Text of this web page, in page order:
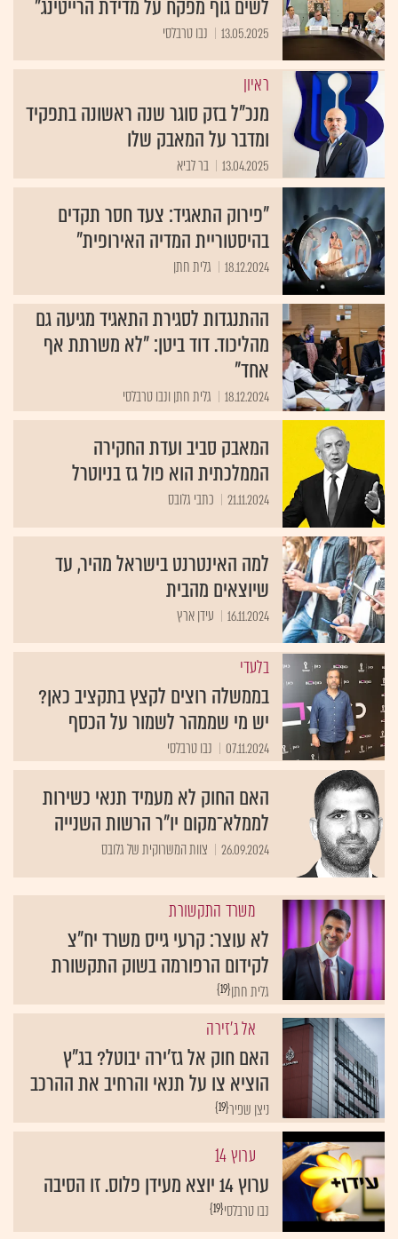
לשים גוף מפקח על מדידת הרייטינג"
13.05.2025 נבו טרבלסי
ראיון
מנכ"ל בזק סוגר שנה ראשונה בתפקיד
ומדבר על המאבק שלו
13.04.2025 בר לביא
"פירוק התאגיד: צעד חסר תקדים
בהיסטוריית המדיה האירופית"
18.12.2024 גלית חתן
ההתנגדות לסגירת התאגיד מגיעה גם
מהליכוד. דוד ביטן: "לא משרתת אף
אחד"
18.12.2024 גלית חתן ונבו טרבלסי
המאבק סביב ועדת החקירה
הממלכתית הוא פול גז בניוטרל
21.11.2024 כתבי גלובס
למה האינטרנט בישראל מהיר, עד
שיוצאים מהבית
16.11.2024 עידן ארץ
בלעדי
בממשלה רוצים לקצץ בתקציב כאן?
יש מי שממהר לשמור על הכסף
07.11.2024 נבו טרבלסי
האם החוק לא מעמיד תנאי כשירות
לממלא־מקום יו"ר הרשות השנייה
26.09.2024 צוות המשרוקית של גלובס
משרד התקשורת
לא עוצר: קרעי גייס משרד יח"צ
לקידום הרפורמה בשוק התקשורת
{19}גלית חתן
אל ג'זירה
האם חוק אל גז'ירה יבוטל? בג"ץ
הוציא צו על תנאי והרחיב את ההרכב
{19}ניצן שפיר
ערוץ 14
ערוץ 14 יוצא מעידן פלוס. זו הסיבה
{19}נבו טרבלסי